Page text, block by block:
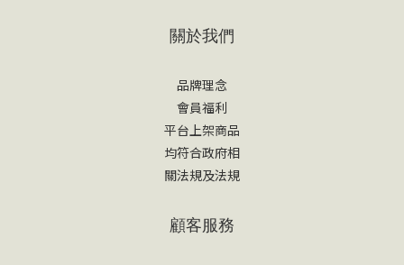
關於我們
品牌理念
會員福利
平台上架商品
均符合政府相
關法規及法規
顧客服務